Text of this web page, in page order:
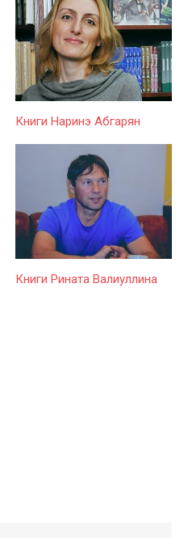
Книги Наринэ Абгарян
Книги Рината Валиуллина